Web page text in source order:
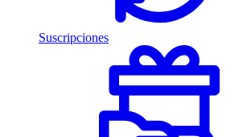
Suscripciones